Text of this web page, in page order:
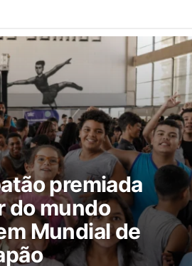
premiada
do mundo
Mundial de